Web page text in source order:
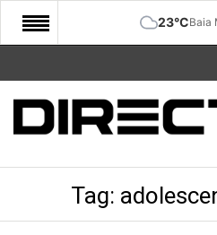
23°CBaia
START
COMUNITATE
CULTURATag: